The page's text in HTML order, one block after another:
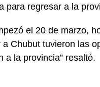
para regresar a la
el 20 de marzo,
Chubut tuvieron las
a la provincia” resaltó.